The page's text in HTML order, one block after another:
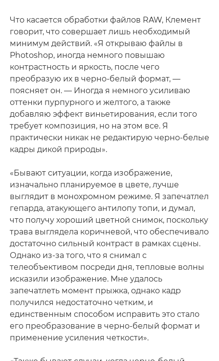
Что касается обработки файлов RAW, Клемент
говорит, что совершает лишь необходимый
минимум действий. «Я открываю файлы в
Photoshop, иногда немного повышаю
контрастность и яркость, после чего
преобразую их в черно-белый формат, —
поясняет он. — Иногда я немного усиливаю
оттенки пурпурного и желтого, а также
добавляю эффект виньетирования, если того
требует композиция, но на этом все. Я
практически никак не редактирую черно-белые
кадры дикой природы».
«Бывают ситуации, когда изображение,
изначально планируемое в цвете, лучше
выглядит в монохромном режиме. Я запечатлел
гепарда, атакующего антилопу топи, и думал,
что получу хороший цветной снимок, поскольку
трава выглядела коричневой, что обеспечивало
достаточно сильный контраст в рамках сцены.
Однако из-за того, что я снимал с
телеобъективом посреди дня, тепловые волны
исказили изображение. Мне удалось
запечатлеть момент прыжка, однако кадр
получился недостаточно четким, и
единственным способом исправить это стало
его преобразование в черно-белый формат и
применение усиления четкости».